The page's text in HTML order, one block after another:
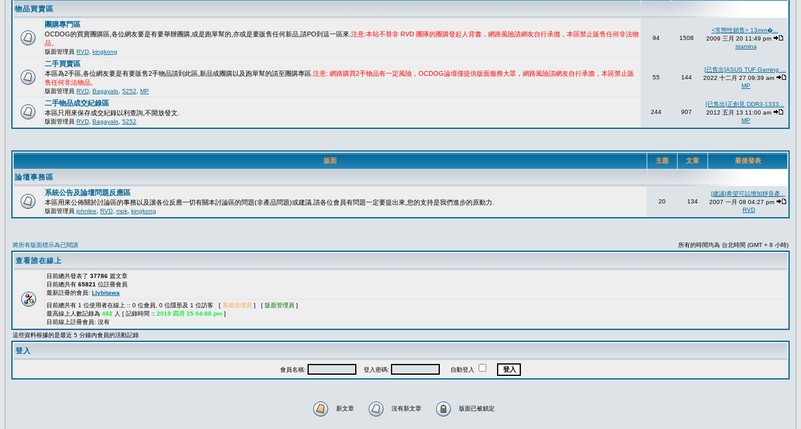
物品買賣區
團購專門區
OCDOG的買賣團購區,各位網友要是有要舉辦團購,或是跑單幫的,亦或是要販售任何新品,請PO到這一區來. 注意:本站不替非 RVD 團隊的團購發起人背書，網路風險請網友自行承擔，本區禁止販售任何非法物
品。
版面管理員 RVD kingkong
94 1508
<常態性銷售> 13mm�...
2009 三月 20 11:49 pm
stamina
二手買賣區
本區為2手區,各位網友要是有要販售2手物品請到此區,新品或團購以及跑單幫的請至團購專區. 注意: 網路購買2手物品有一定風險，OCDOG論壇僅提供版面服務大眾，網路風險請網友自行承擔，本區禁止販
售任何非法物品。
版面管理員 RVD Bagayalo 5252 MP
55 144
[已售出]ASUS TUF Gaming ...
2022 十二月 27 09:39 am
MP
二手物品成交紀錄區
本區只用來保存成交紀錄以利查詢,不開放發文.
版面管理員 RVD Bagayalo 5252
244 907
[已售出]正創見 DDR3-1333...
2012 五月 13 11:00 am
MP
版面 主題 文章 最後發表
論壇事務區
系統公告及論壇問題反應區
本區用來公佈關於討論區的事務以及讓各位反應一切有關本討論區的問題(非產品問題)或建議.請各位會員有問題一定要提出來,您的支持是我們進步的原動力.
版面管理員 johnlee RVD mok kingkong
20 134
[建議]希望可以增加靜音產...
2007 一月 08 04:27 pm
RVD
將所有版面標示為已閱讀 所有的時間均為 台北時間 (GMT + 8 小時)
查看誰在線上
目前總共發表了 37786 篇文章
目前總共有 65821 位註冊會員
最新註冊的會員: Llybitawa
目前總共有 1 位使用者在線上 :: 0 位會員, 0 位隱形及 1 位訪客 [ 系統管理員 ] [ 版面管理員 ]
最高線上人數記錄為 482 人 [ 記錄時間 :: 2019 四月 15 04:08 pm ]
目前線上註冊會員: 沒有
這些資料根據的是最近 5 分鐘內會員的活動記錄
登入
會員名稱: 登入密碼: 自動登入
新文章 沒有新文章 版面已被鎖定